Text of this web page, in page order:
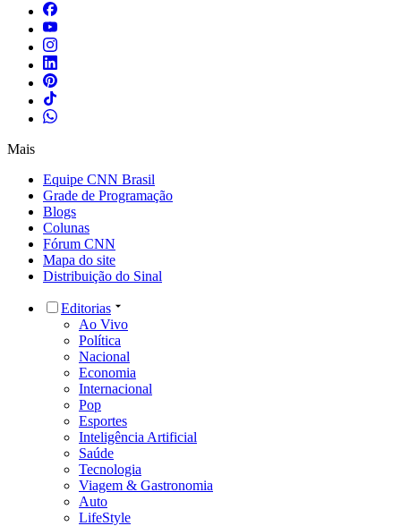
Mais
Equipe CNN Brasil
Grade de Programação
Blogs
Colunas
Fórum CNN
Mapa do site
Distribuição do Sinal
Editorias
Ao Vivo
Política
Nacional
Economia
Internacional
Pop
Esportes
Inteligência Artificial
Saúde
Tecnologia
Viagem & Gastronomia
Auto
LifeStyle